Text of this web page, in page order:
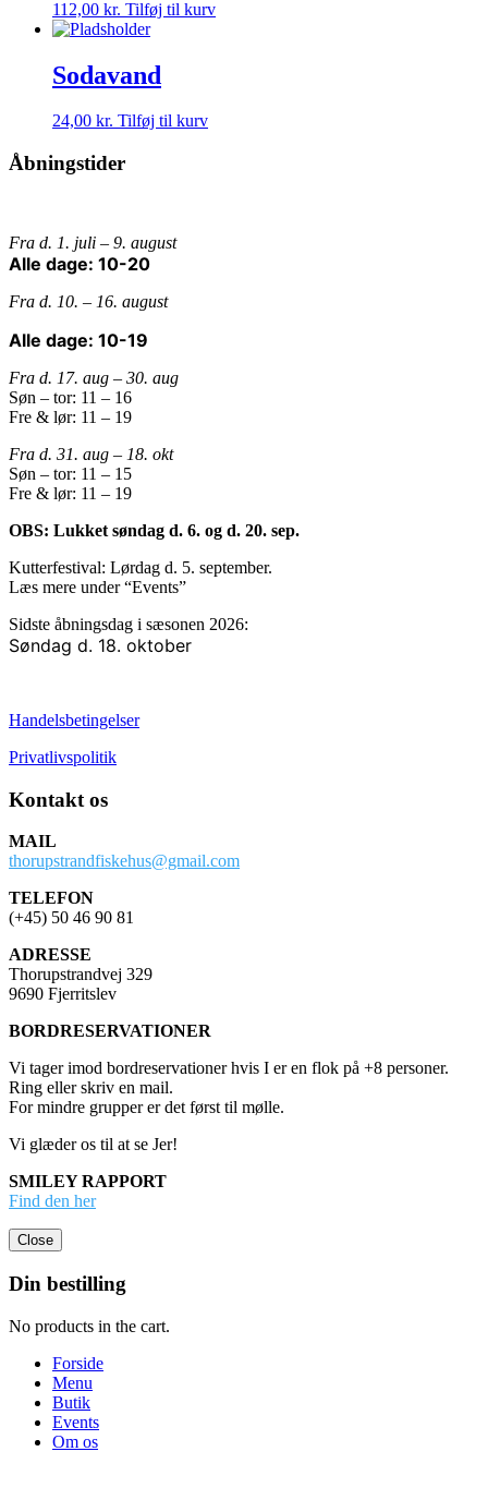
112,00 kr. Tilføj til kurv
Sodavand
24,00 kr. Tilføj til kurv
Åbningstider
Fra d. 1. juli – 9. august
Alle dage: 10-20
Fra d. 10. – 16. august
Alle dage: 10-19
Fra d. 17. aug – 30. aug
Søn – tor: 11 – 16
Fre & lør: 11 – 19
Fra d. 31. aug – 18. okt
Søn – tor: 11 – 15
Fre & lør: 11 – 19
OBS: Lukket søndag d. 6. og d. 20. sep.
Kutterfestival: Lørdag d. 5. september.
Læs mere under “Events”
Sidste åbningsdag i sæsonen 2026:
Søndag d. 18. oktober
Handelsbetingelser
Privatlivspolitik
Kontakt os
MAIL
thorupstrandfiskehus@gmail.com
TELEFON
(+45) 50 46 90 81
ADRESSE
Thorupstrandvej 329
9690 Fjerritslev
BORDRESERVATIONER
Vi tager imod bordreservationer hvis I er en flok på +8 personer.
Ring eller skriv en mail.
For mindre grupper er det først til mølle.
Vi glæder os til at se Jer!
SMILEY RAPPORT
Find den her
Close
Din bestilling
No products in the cart.
Forside
Menu
Butik
Events
Om os